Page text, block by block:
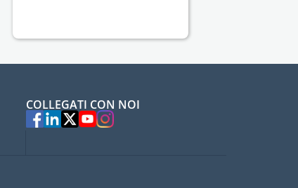
COLLEGATI CON NOI